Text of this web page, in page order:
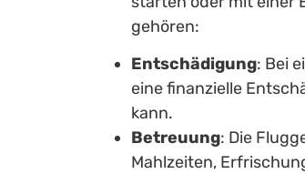
gehören:
Entschädigung: Bei
eine finanzielle
kann.
Betreuung: Die
Mahlzeiten,